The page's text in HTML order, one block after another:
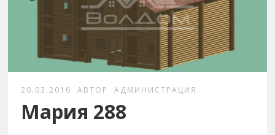
20.03.2016 АВТОР АДМИНИСТРАЦИЯ
Мария 288